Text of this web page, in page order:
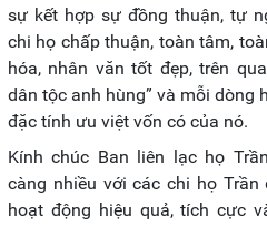
sự kết hợp sự đồng thuận, tự
chi họ chấp thuận, toàn tâm,
hóa, nhân văn tốt đẹp, trên
dân tộc anh hùng” và mỗi dòng
đặc tính ưu việt vốn có của nó.
Kính chúc Ban liên lạc họ
càng nhiều với các chi họ
hoạt động hiệu quả, tích cực